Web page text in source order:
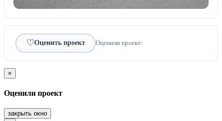
♡Оценить проект Оценили проект:
×
Оценили проект
закрыть окно